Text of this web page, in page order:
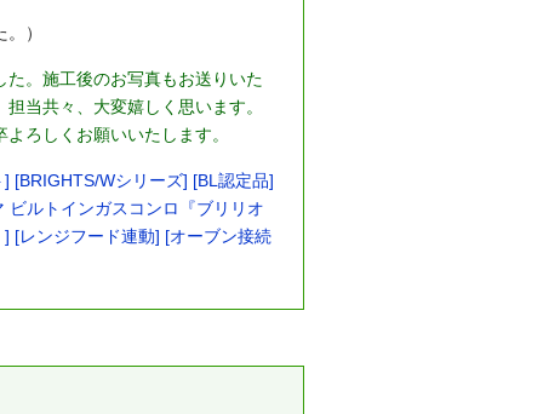
）
。施工後のお写真もお送りいた
当共々、大変嬉しく思います。
ろしくお願いいたします。
[BRIGHTS/Wシリーズ] [BL認定品]
ビルトインガスコンロ『ブリリオ
[レンジフード連動] [オーブン接続